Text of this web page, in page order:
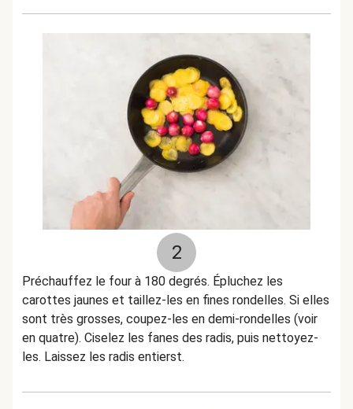
2
Préchauffez le four à 180 degrés. Épluchez les
carottes jaunes et taillez-les en fines rondelles. Si elles
sont très grosses, coupez-les en demi-rondelles (voir
en quatre). Ciselez les fanes des radis, puis nettoyez-
les. Laissez les radis entierst.